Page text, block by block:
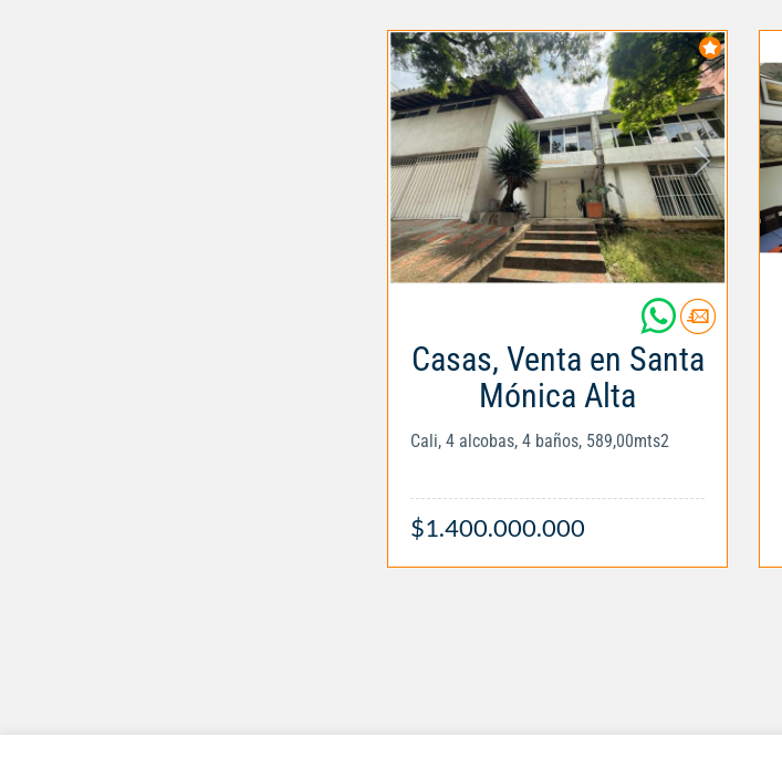
Casas, Venta en Santa
Mónica Alta
Cali, 4 alcobas, 4 baños, 589,00mts2
$1.400.000.000